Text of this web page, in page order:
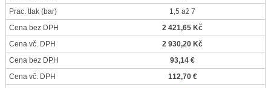
Prac. tlak (bar)
1,5 až 7
Cena bez DPH
2 421,65 Kč
Cena vč. DPH
2 930,20 Kč
Cena bez DPH
93,14 €
Cena vč. DPH
112,70 €